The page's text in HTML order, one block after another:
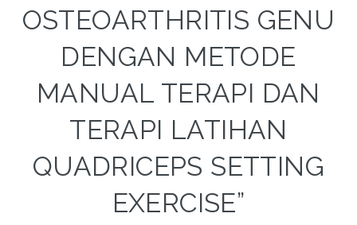
OSTEOARTHRITIS GENU
DENGAN METODE
MANUAL TERAPI DAN
TERAPI LATIHAN
QUADRICEPS SETTING
EXERCISE”